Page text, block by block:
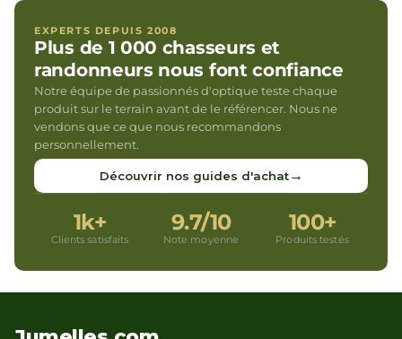
EXPERTS DEPUIS 2008
Plus de 1 000 chasseurs et
randonneurs nous font confiance
Notre équipe de passionnés d'optique teste chaque
produit sur le terrain avant de le référencer. Nous ne
vendons que ce que nous recommandons
personnellement.
Découvrir nos guides d'achat→
1k+
Clients satisfaits
9.7/10
Note moyenne
100+
Produits testés